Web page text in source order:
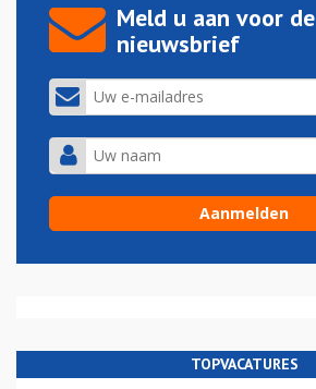
Meld u aan voor de
nieuwsbrief
TOPVACATURES